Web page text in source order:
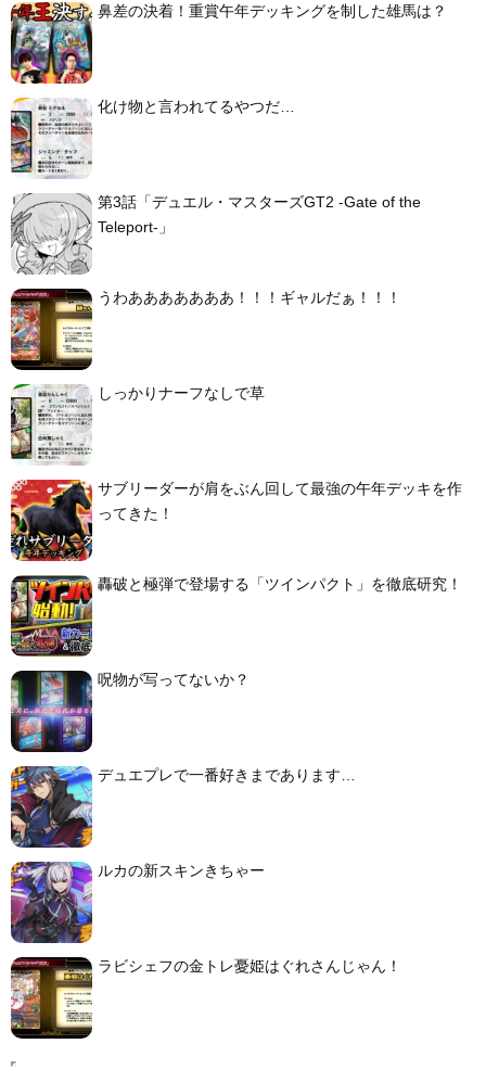
鼻差の決着！重賞午年デッキングを制した雄馬は？
化け物と言われてるやつだ…
第3話「デュエル・マスターズGT2 -Gate of the
Teleport-」
うわあああああああ！！！ギャルだぁ！！！
しっかりナーフなしで草
サブリーダーが肩をぶん回して最強の午年デッキを作
ってきた！
轟破と極弾で登場する「ツインパクト」を徹底研究！
呪物が写ってないか？
デュエプレで一番好きまであります…
ルカの新スキンきちゃー
ラビシェフの金トレ憂姫はぐれさんじゃん！